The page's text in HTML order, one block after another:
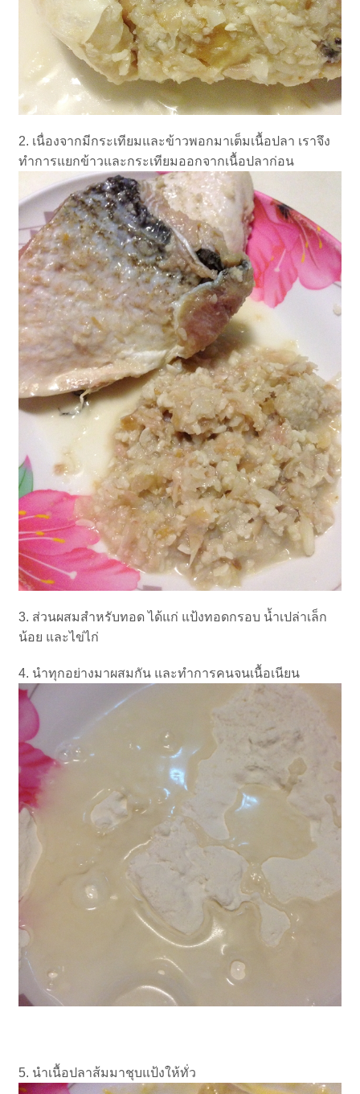
2. เนื่องจากมีกระเทียมและข้าวพอกมาเต็มเนื้อปลา เราจึง
ทำการแยกข้าวและกระเทียมออกจากเนื้อปลาก่อน
3. ส่วนผสมสำหรับทอด ได้แก่ แป้งทอดกรอบ น้ำเปล่าเล็ก
น้อย และไข่ไก่
4. นำทุกอย่างมาผสมกัน และทำการคนจนเนื้อเนียน
5. นำเนื้อปลาส้มมาชุบแป้งให้ทั่ว